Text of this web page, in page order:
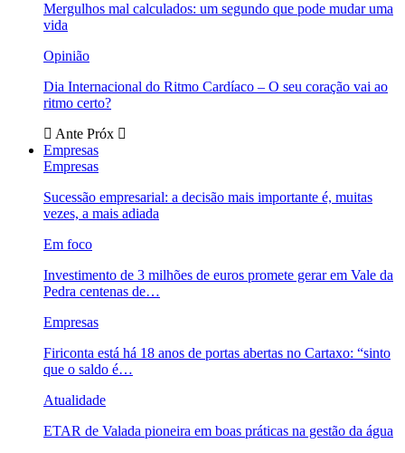
Mergulhos mal calculados: um segundo que pode mudar uma
vida
Opinião
Dia Internacional do Ritmo Cardíaco – O seu coração vai ao
ritmo certo?
Ante Próx
Empresas
Empresas
Sucessão empresarial: a decisão mais importante é, muitas
vezes, a mais adiada
Em foco
Investimento de 3 milhões de euros promete gerar em Vale da
Pedra centenas de…
Empresas
Firiconta está há 18 anos de portas abertas no Cartaxo: “sinto
que o saldo é…
Atualidade
ETAR de Valada pioneira em boas práticas na gestão da água